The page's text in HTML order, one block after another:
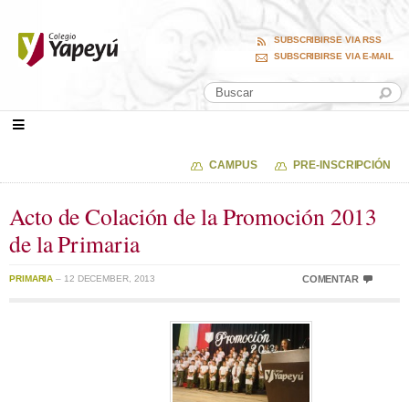
SUBSCRIBIRSE VIA RSS
SUBSCRIBIRSE VIA E-MAIL
CAMPUS PRE-INSCRIPCIÓN
Acto de Colación de la Promoción 2013
de la Primaria
PRIMARIA – 12 DECEMBER, 2013 COMENTAR